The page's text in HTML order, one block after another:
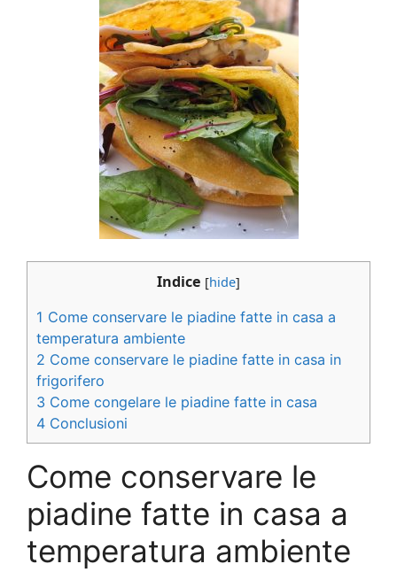
Indice [hide]
1 Come conservare le piadine fatte in casa a
temperatura ambiente
2 Come conservare le piadine fatte in casa in
frigorifero
3 Come congelare le piadine fatte in casa
4 Conclusioni
Come conservare le
piadine fatte in casa a
temperatura ambiente